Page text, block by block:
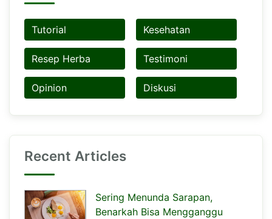
Tutorial Kesehatan
Resep Herba Testimoni
Opinion Diskusi
Recent Articles
Sering Menunda Sarapan,
Benarkah Bisa Mengganggu